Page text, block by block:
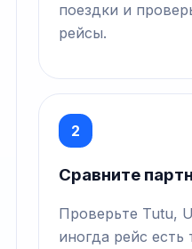
поездки и
рейсы.
2
Сравните
Проверьте Tutu,
иногда рейс есть